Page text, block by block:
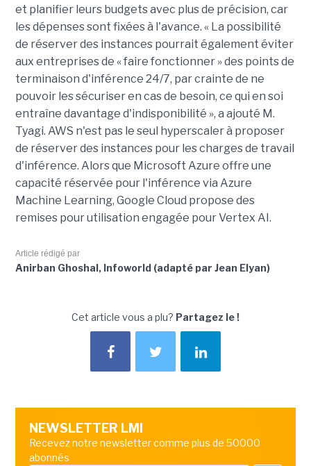
et planifier leurs budgets avec plus de précision, car
les dépenses sont fixées à l'avance. « La possibilité
de réserver des instances pourrait également éviter
aux entreprises de « faire fonctionner » des points de
terminaison d'inférence 24/7, par crainte de ne
pouvoir les sécuriser en cas de besoin, ce qui en soi
entraîne davantage d'indisponibilité », a ajouté M.
Tyagi. AWS n'est pas le seul hyperscaler à proposer
de réserver des instances pour les charges de travail
d'inférence. Alors que Microsoft Azure offre une
capacité réservée pour l'inférence via Azure
Machine Learning, Google Cloud propose des
remises pour utilisation engagée pour Vertex AI.
Article rédigé par
Anirban Ghoshal, Infoworld (adapté par Jean Elyan)
Cet article vous a plu? Partagez le !
NEWSLETTER LMI
Recevez notre newsletter comme plus de 50000
abonnés